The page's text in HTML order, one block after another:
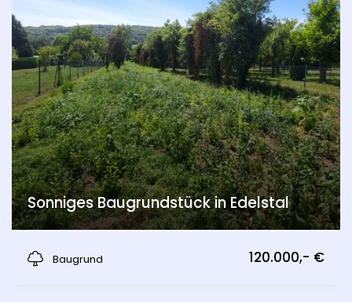
Sonniges Baugrundstück in Edelstal
Baugrund
120.000,- €